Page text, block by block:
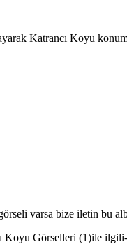
Katrancı Koyu
varsa bize iletin bu
Görselleri (1)ile